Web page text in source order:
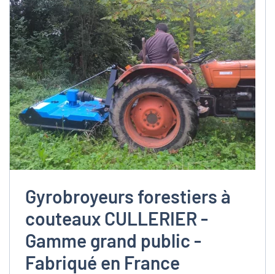
Gyrobroyeurs forestiers à
couteaux CULLERIER -
Gamme grand public -
Fabriqué en France